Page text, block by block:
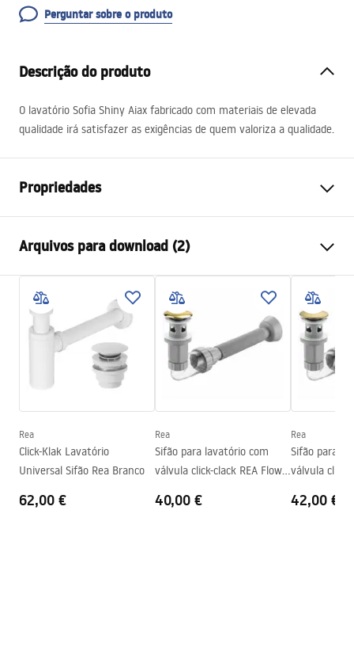
Perguntar sobre o produto
Descrição do produto
O lavatório Sofia Shiny Aiax fabricado com materiais de elevada
qualidade irá satisfazer as exigências de quem valoriza a qualidade.
Propriedades
Materiais
Cerâmica sanitária
Cor
Efeito pedra
Acabamento
Brilhante
Comprimento
410
Largura
345mm
150
Forma
Furo da bateria
Não
Arquivos para download (2)
Instruções de montagem
Basin.pdf
Condições de garantia
Warranty_Terms_and_Conditions_Basins_-_5.pdf
Rea
Click-Klak Lavatório
Universal Sifão Rea Branco
62,00 €
Rea
Sifão para lavatório com
válvula click-clack REA Flow
40,00 €
Rea
Sifão para
válvula click-
42,00 €